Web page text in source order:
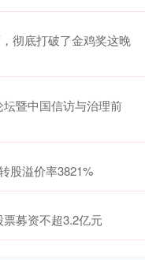
彻底打破了金鸡奖这晚
暨中国信访与治理前
股溢价率3821%
募资不超3.2亿元